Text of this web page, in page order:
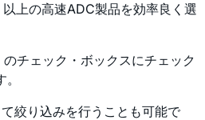
上の高速ADC製品を効率良く選
チェック・ボックスにチェック
絞り込みを行うことも可能で